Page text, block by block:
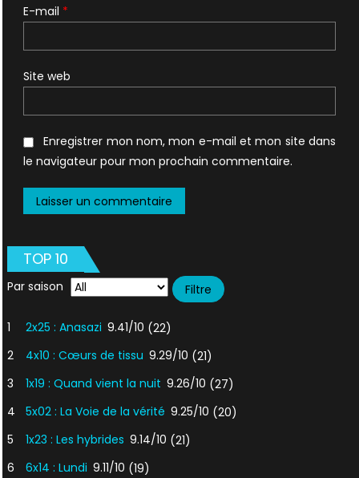
E-mail *
Site web
Enregistrer mon nom, mon e-mail et mon site dans
le navigateur pour mon prochain commentaire.
TOP 10
Par saison
1 2x25 : Anasazi 9.41/10 (22)
2
4x10 : Cœurs de tissu 9.29/10 (21)
3
1x19 : Quand vient la nuit 9.26/10 (27)
4
5x02 : La Voie de la vérité 9.25/10 (20)
5
1x23 : Les hybrides 9.14/10 (21)
6
6x14 : Lundi 9.11/10 (19)